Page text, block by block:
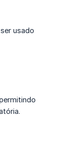
usado